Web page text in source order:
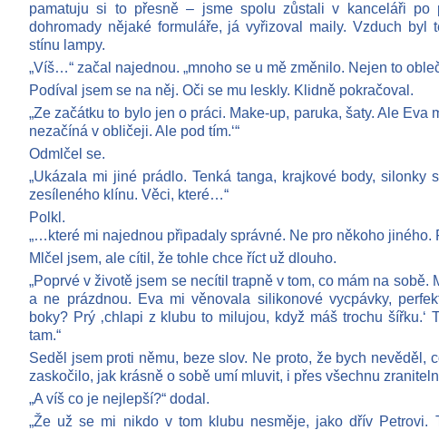
pamatuju si to přesně – jsme spolu zůstali v kanceláři po
dohromady nějaké formuláře, já vyřizoval maily. Vzduch byl
stínu lampy.
„Víš…“ začal najednou. „mnoho se u mě změnilo. Nejen to
Podíval jsem se na něj. Oči se mu leskly. Klidně pokračoval.
„Ze začátku to bylo jen o práci. Make-up, paruka, šaty. Ale Eva
nezačíná v obličeji. Ale pod tím.‘“
Odmlčel se.
„Ukázala mi jiné prádlo. Tenká tanga, krajkové body, silonky
zesíleného klínu. Věci, které…“
Polkl.
„…které mi najednou připadaly správné. Ne pro někoho jiného.
Mlčel jsem, ale cítil, že tohle chce říct už dlouho.
„Poprvé v životě jsem se necítil trapně v tom, co mám na sobě.
a ne prázdnou. Eva mi věnovala silikonové vycpávky,
boky? Prý ‚chlapi z klubu to milujou, když máš trochu šířku.‘
tam.“
Seděl jsem proti němu, beze slov. Ne proto, že bych nevěděl,
zaskočilo, jak krásně o sobě umí mluvit, i přes všechnu
„A víš co je nejlepší?“ dodal.
„Že už se mi nikdo v tom klubu nesměje, jako dřív Petrovi.